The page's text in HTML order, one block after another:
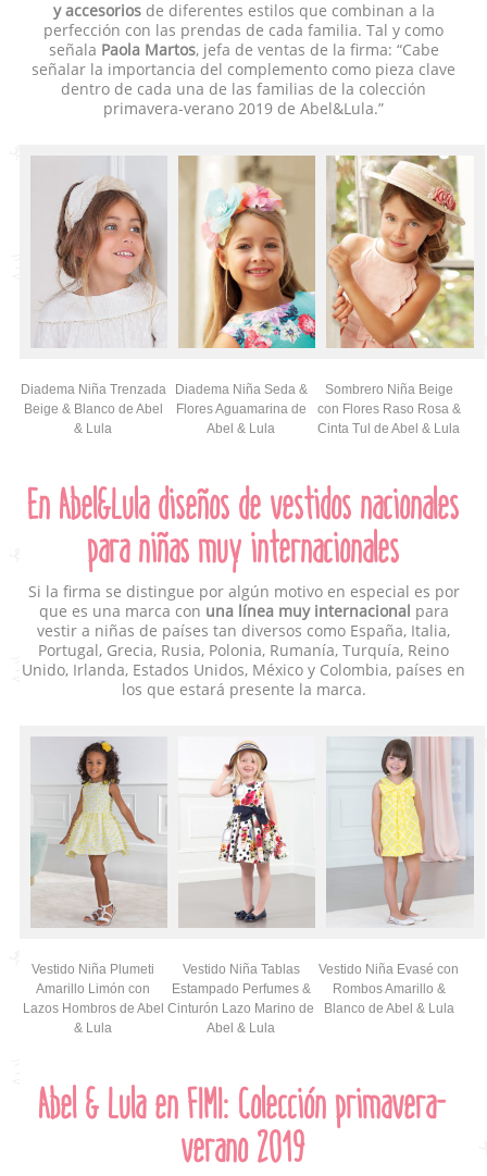
y accesoriosde diferentes estilos que combinan a la
perfección con las prendas de cada familia. Tal y como
señala Paola Martos, jefa de ventas de la firma: “Cabe
señalar la importancia del complemento como pieza clave
dentro de cada una de las familias de la colección
primavera-verano 2019 de Abel&Lula.”
Diadema Niña Trenzada
Beige & Blanco de Abel
& Lula
Diadema Niña Seda &
Flores Aguamarina de
Abel & Lula
Sombrero Niña Beige
con Flores Raso Rosa &
Cinta Tul de Abel & Lula
En Abel&Lula diseños de vestidos nacionales
para niñas muy internacionales
Si la firma se distingue por algún motivo en especial es por
que es una marca con una línea muy internacional para
vestir a niñas de países tan diversos como España, Italia,
Portugal, Grecia, Rusia, Polonia, Rumanía, Turquía, Reino
Unido, Irlanda, Estados Unidos, México y Colombia, países en
los que estará presente la marca.
Vestido Niña Plumeti
Amarillo Limón con
Lazos Hombros de Abel
& Lula
Vestido Niña Tablas
Estampado Perfumes &
Cinturón Lazo Marino de
Abel & Lula
Vestido Niña Evasé con
Rombos Amarillo &
Blanco de Abel & Lula
Abel & Lula en FIMI: Colección primavera-
verano 2019